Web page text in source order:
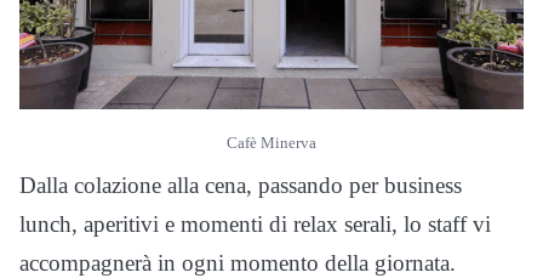
Cafè Minerva
Dalla colazione alla cena, passando per business
lunch, aperitivi e momenti di relax serali, lo staff vi
accompagnerà in ogni momento della giornata.